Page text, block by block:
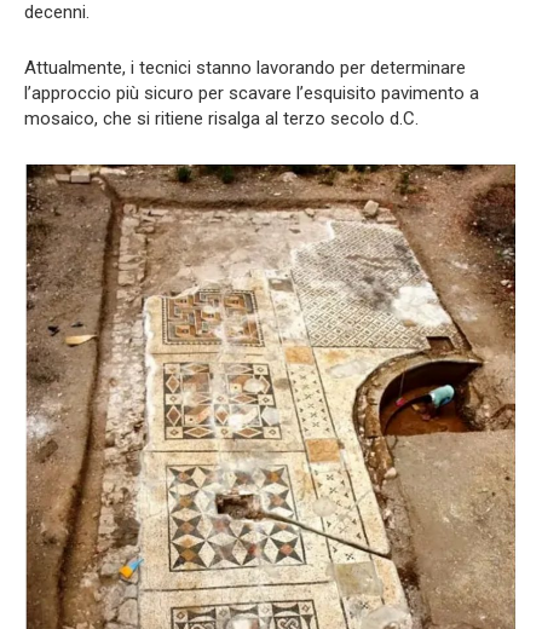
decenni.
Attualmente, i tecnici stanno lavorando per determinare
l’approccio più sicuro per scavare l’esquisito pavimento a
mosaico, che si ritiene risalga al terzo secolo d.C.